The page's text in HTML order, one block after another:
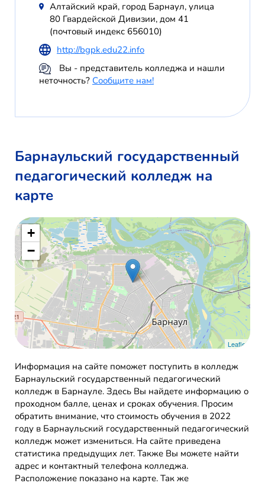
Алтайский край, город Барнаул, улица
80 Гвардейской Дивизии, дом 41
(почтовый индекс 656010)
http://bgpk.edu22.info
Вы - представитель колледжа и нашли
неточность? Сообщите нам!
Барнаульский государственный
педагогический колледж на
карте
+
−
Leaflet
Информация на сайте поможет поступить в колледж
Барнаульский государственный педагогический
колледж в Барнауле. Здесь Вы найдете информацию о
проходном балле, ценах и сроках обучения. Просим
обратить внимание, что стоимость обучения в 2022
году в Барнаульский государственный педагогический
колледж может измениться. На сайте приведена
статистика предыдущих лет. Также Вы можете найти
адрес и контактный телефона колледжа.
Расположение показано на карте. Так же